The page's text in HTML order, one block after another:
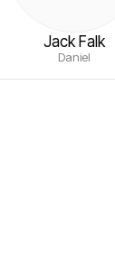
Jack Falk
Daniel